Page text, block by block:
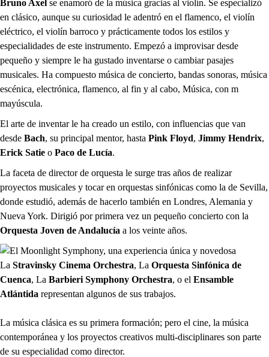
Bruno Axel se enamoró de la música gracias al violín. Se especializó
en clásico, aunque su curiosidad le adentró en el flamenco, el violín
eléctrico, el violín barroco y prácticamente todos los estilos y
especialidades de este instrumento. Empezó a improvisar desde
pequeño y siempre le ha gustado inventarse o cambiar pasajes
musicales. Ha compuesto música de concierto, bandas sonoras, música
escénica, electrónica, flamenco, al fin y al cabo, Música, con m
mayúscula.
El arte de inventar le ha creado un estilo, con influencias que van
desde Bach, su principal mentor, hasta Pink Floyd, Jimmy Hendrix,
Erick Satie o Paco de Lucía.
La faceta de director de orquesta le surge tras años de realizar
proyectos musicales y tocar en orquestas sinfónicas como la de Sevilla,
donde estudió, además de hacerlo también en Londres, Alemania y
Nueva York. Dirigió por primera vez un pequeño concierto con la
Orquesta Joven de Andalucía a los veinte años.
La Stravinsky Cinema Orchestra, La Orquesta Sinfónica de
Cuenca, La Barbieri Symphony Orchestra, o el Ensamble
Atlántida representan algunos de sus trabajos.
La música clásica es su primera formación; pero el cine, la música
contemporánea y los proyectos creativos multi-disciplinares son parte
de su especialidad como director.